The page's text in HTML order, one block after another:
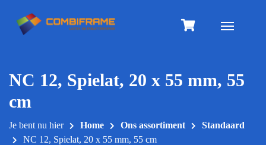
naar
Toggle
NC 12, Spielat, 20 x 55 mm, 55
cm
Je bent nu hier Home Ons assortiment
Standaard
NC 12, Spielat, 20 x 55 mm, 55 cm